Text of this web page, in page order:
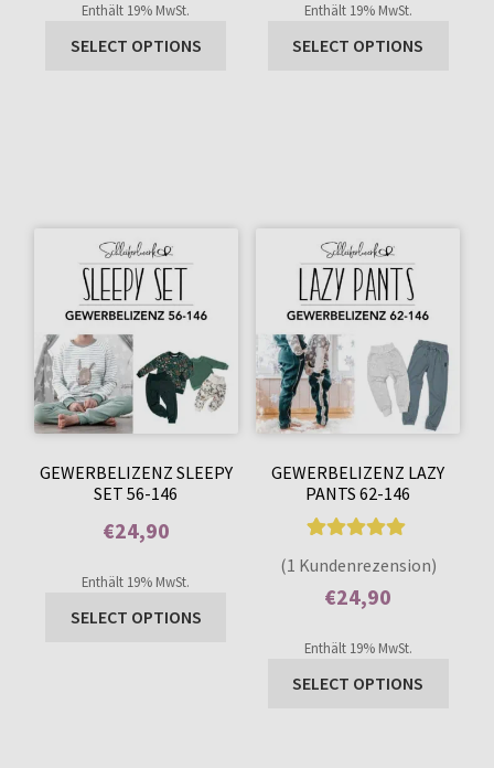
Enthält 19% MwSt.
SELECT OPTIONS
Enthält 19% MwSt.
SELECT OPTIONS
GEWERBELIZENZ SLEEPY
SET 56-146
€24,90
Enthält 19% MwSt.
SELECT OPTIONS
GEWERBELIZENZ LAZY
PANTS 62-146
basierend auf
(1 Kundenrezension)
€24,90
Enthält 19% MwSt.
SELECT OPTIONS